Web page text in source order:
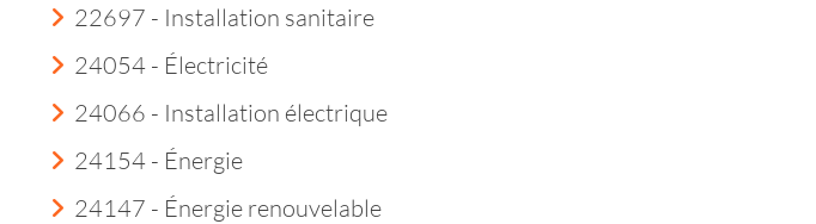
22697 - Installation sanitaire
24054 - Électricité
24066 - Installation électrique
24154 - Énergie
24147 - Énergie renouvelable